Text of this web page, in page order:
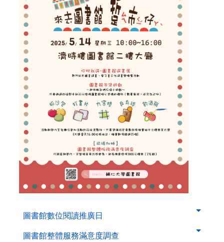
第
二
層
圖書館數位閱讀推廣日
圖書館整體服務滿意度調查